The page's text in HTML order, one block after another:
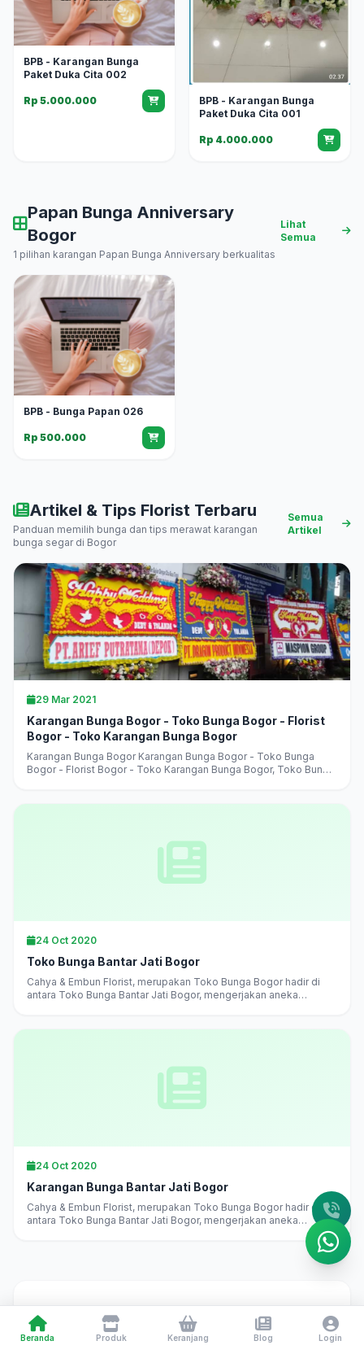
BPB - Karangan Bunga
Paket Duka Cita 002
Rp 5.000.000
BPB - Karangan Bunga
Paket Duka Cita 001
Rp 4.000.000
Papan Bunga Anniversary
Bogor
1 pilihan karangan Papan Bunga Anniversary berkualitas
Lihat
Semua
BPB - Bunga Papan 026
Rp 500.000
Artikel & Tips Florist Terbaru
Panduan memilih bunga dan tips merawat karangan
bunga segar di Bogor
Semua
Artikel
29 Mar 2021
Karangan Bunga Bogor - Toko Bunga Bogor - Florist
Bogor - Toko Karangan Bunga Bogor
Karangan Bunga Bogor Karangan Bunga Bogor - Toko Bunga
Bogor - Florist Bogor - Toko Karangan Bunga Bogor, Toko Bunga
24 Oct 2020
Toko Bunga Bantar Jati Bogor
Cahya & Embun Florist, merupakan Toko Bunga Bogor hadir di
antara Toko Bunga Bantar Jati Bogor, mengerjakan aneka
24 Oct 2020
Karangan Bunga Bantar Jati Bogor
Cahya & Embun Florist, merupakan Toko Bunga Bogor hadir di
antara Toko Bunga Bantar Jati Bogor, mengerjakan aneka
Toko Bunga Bogor 24 Jam
— Cahya & Embun Florist
Beranda Produk Keranjang Blog Login